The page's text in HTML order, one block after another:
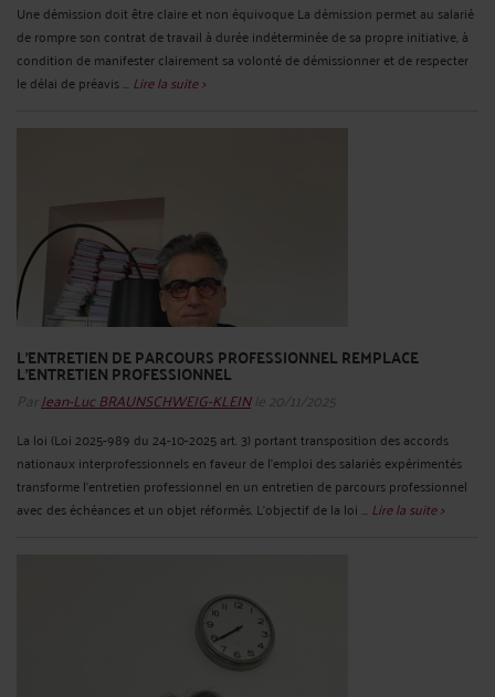
Une démission doit être claire et non équivoque La démission permet au salarié
de rompre son contrat de travail à durée indéterminée de sa propre initiative, à
condition de manifester clairement sa volonté de démissionner et de respecter
le délai de préavis ... Lire la suite >
L'ENTRETIEN DE PARCOURS PROFESSIONNEL REMPLACE
L'ENTRETIEN PROFESSIONNEL
Par Jean-Luc BRAUNSCHWEIG-KLEINle 20/11/2025
La loi (Loi 2025-989 du 24-10-2025 art. 3) portant transposition des accords
nationaux interprofessionnels en faveur de l’emploi des salariés expérimentés
transforme l’entretien professionnel en un entretien de parcours professionnel
avec des échéances et un objet réformés. L’objectif de la loi ... Lire la suite >